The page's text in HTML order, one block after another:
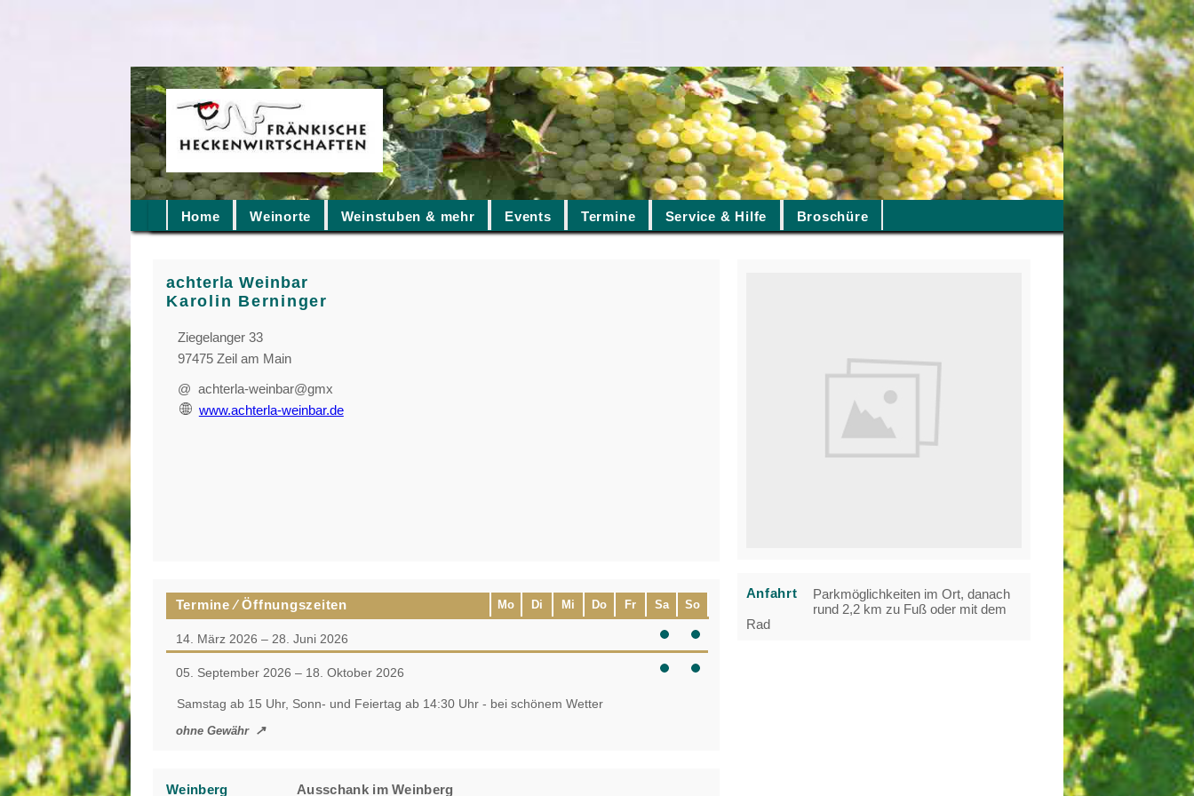
Home Weinorte Weinstuben & mehr Events Termine Service & Hilfe Broschüre
achterla Weinbar
Karolin Berninger
Ziegelanger 33
97475 Zeil am Main
@ achterla-weinbar@gmx
www.achterla-weinbar.de
Termine ⁄ Öffnungszeiten Mo Di Mi Do Fr Sa So
14. März 2026 – 28. Juni 2026
05. September 2026 – 18. Oktober 2026
Samstag ab 15 Uhr, Sonn- und Feiertag ab 14:30 Uhr - bei schönem Wetter
ohne Gewähr
Weinberg Ausschank im Weinberg
Anfahrt
Parkmöglichkeiten im Ort, danach
rund 2,2 km zu Fuß oder mit dem
Rad